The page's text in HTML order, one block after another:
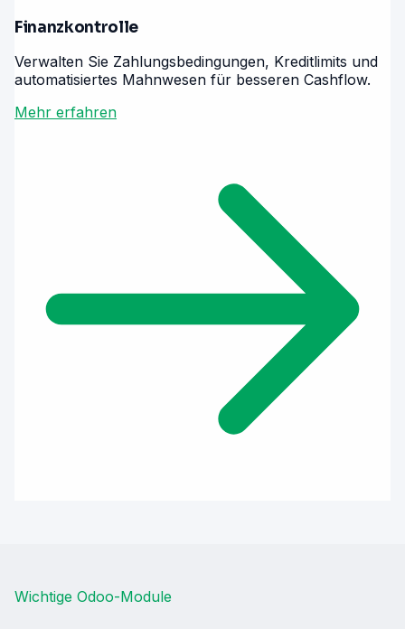
Finanzkontrolle
Verwalten Sie Zahlungsbedingungen, Kreditlimits und
automatisiertes Mahnwesen für besseren Cashflow.
Mehr erfahren
Wichtige Odoo-Module